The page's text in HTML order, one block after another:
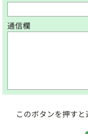
通信欄
このボタンを押すと